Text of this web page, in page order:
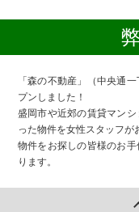
「森の不動産」（中央通
プンしました！
盛岡市や近郊の賃貸マン
った物件を女性スタッフが
物件をお探しの皆様のお
ります。